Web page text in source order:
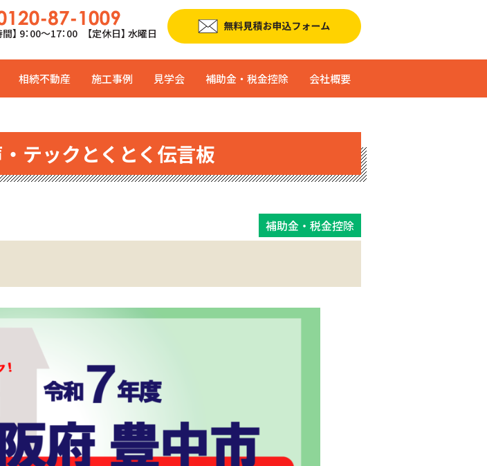
間】 9：00〜17：00 【定休日】 水曜日
相続不動産 施工事例 見学会 補助金・税金控除 会社概要
テックとくとく伝言板
補助金・税金控除